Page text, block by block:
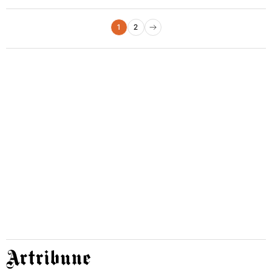
Paginazione degli articoli
1 2
Pagina successiva
Artribune